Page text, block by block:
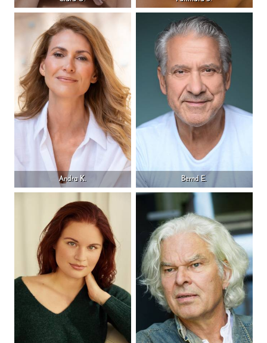
Andra K. Bernd E.